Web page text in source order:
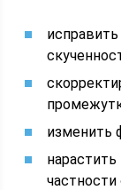
изменить